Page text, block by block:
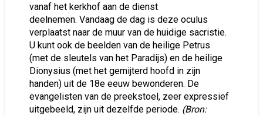
vanaf het kerkhof aan de dienst
deelnemen. Vandaag de dag is deze oculus
verplaatst naar de muur van de huidige sacristie.
U kunt ook de beelden van de heilige Petrus
(met de sleutels van het Paradijs) en de heilige
Dionysius (met het gemijterd hoofd in zijn
handen) uit de 18e eeuw bewonderen. De
evangelisten van de preekstoel, zeer expressief
uitgebeeld, zijn uit dezelfde periode. (Bron: